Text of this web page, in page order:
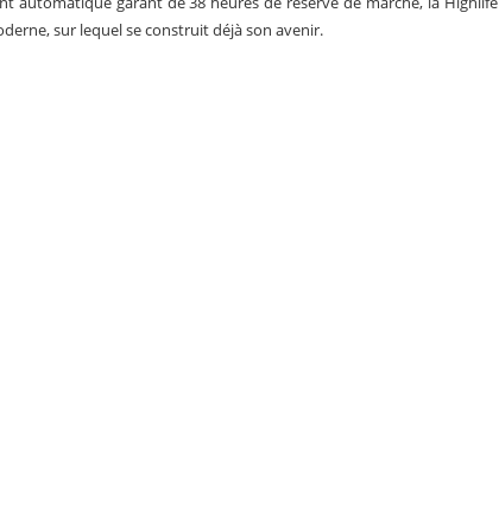
sur lequel se construit déjà son avenir.